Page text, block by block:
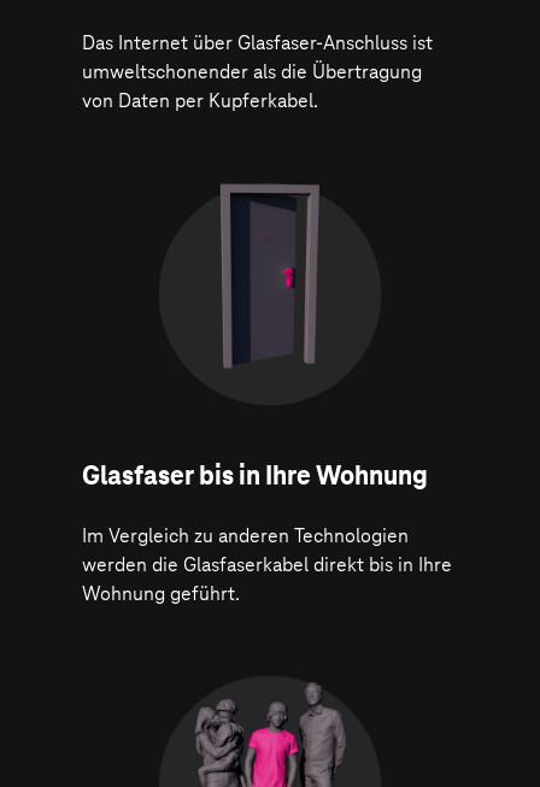
Das Internet über Glasfaser-Anschluss ist
umweltschonender als die Übertragung
von Daten per Kupferkabel.
Glasfaser bis in Ihre Wohnung
Im Vergleich zu anderen Technologien
werden die Glasfaserkabel direkt bis in Ihre
Wohnung geführt.